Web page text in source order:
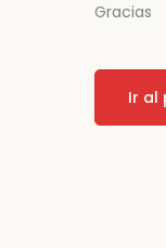
Gracias
Ir al